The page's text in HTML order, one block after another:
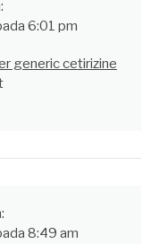
6:01 pm
generic cetirizine
8:49 am